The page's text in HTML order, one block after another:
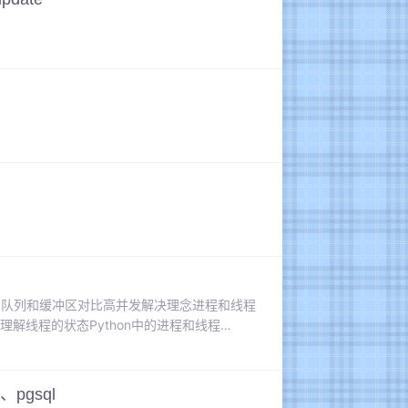
列和缓冲区对比高并发解决理念进程和线程
解线程的状态Python中的进程和线程
pgsql